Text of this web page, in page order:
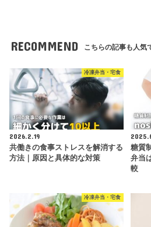
RECOMMEND こちらの記事も人気
冷凍弁当・宅食
2026.2.19
共働きの食事ストレスを解消する
方法｜原因と具体的な対策
糖質
弁当
較
冷凍弁当・宅食